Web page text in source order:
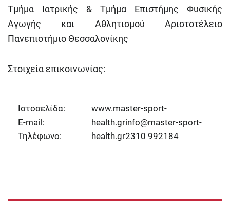
Τμήμα Ιατρικής & Τμήμα Επιστήμης Φυσικής
Αγωγής και Αθλητισμού Αριστοτέλειο
Πανεπιστήμιο Θεσσαλονίκης
Στοιχεία επικοινωνίας:
Ιστοσελίδα:
E-mail:
Τηλέφωνο:
www.master-sport-
health.grinfo@master-sport-
health.gr2310 992184